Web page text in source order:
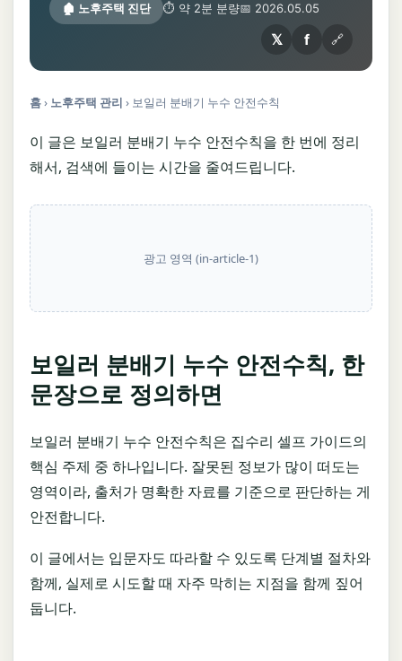
🏚️ 노후주택 진단 ⏱ 약 2분 분량📅 2026.05.05
𝕏 f 🔗
홈› 노후주택 관리 › 보일러 분배기 누수 안전수칙
이 글은 보일러 분배기 누수 안전수칙을 한 번에 정리
해서, 검색에 들이는 시간을 줄여드립니다.
광고 영역 (in-article-1)
보일러 분배기 누수 안전수칙, 한
문장으로 정의하면
보일러 분배기 누수 안전수칙은 집수리 셀프 가이드의
핵심 주제 중 하나입니다. 잘못된 정보가 많이 떠도는
영역이라, 출처가 명확한 자료를 기준으로 판단하는 게
안전합니다.
이 글에서는 입문자도 따라할 수 있도록 단계별 절차와
함께, 실제로 시도할 때 자주 막히는 지점을 함께 짚어
둡니다.